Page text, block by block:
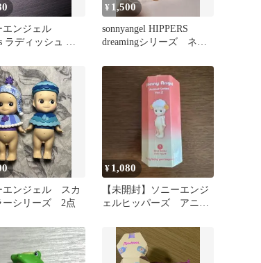
エンジェル
ラディッシュ フ
¥ 1,500
sonnyangel HIPPERS
dreamingシリーズ ネズ
エンジェル スカ
ーシリーズ 2点
¥ 1,080
【未開封】ソニーエンジ
ェルヒッパーズ アニマ